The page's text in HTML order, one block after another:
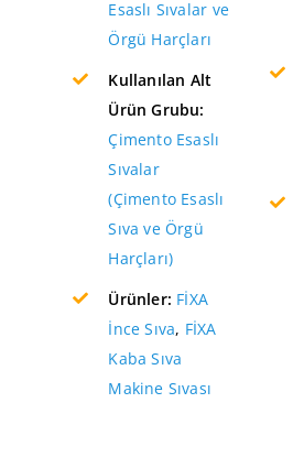
Esaslı Sıvalar ve
Örgü Harçları
Kullanılan Alt
Ürün Grubu:
Çimento Esaslı
Sıvalar
(Çimento Esaslı
Sıva ve Örgü
Harçları)
Ürünler: FİXA
İnce Sıva, FİXA
Kaba Sıva
Makine Sıvası